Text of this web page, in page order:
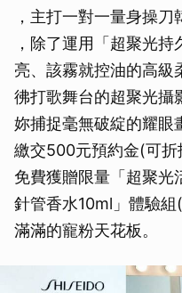
，主打一對一量身操
，除了運用「超聚光
亮、該霧就控油的高級
彿打歌舞台的超聚光攝
妳捕捉毫無破綻的耀眼
繳交500元預約金(可
免費獲贈限量「超聚
針管香水10ml」體驗
滿滿的寵粉天花板。